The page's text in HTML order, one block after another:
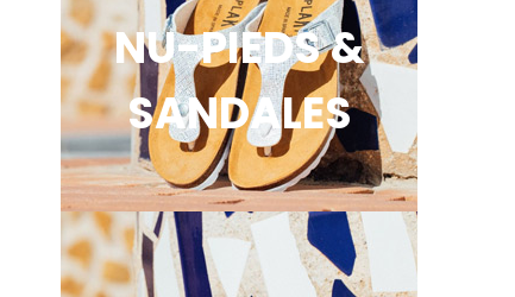
NU-PIEDS &
SANDALES